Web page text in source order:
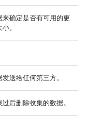
确定是否有可用的更
。
送给任何第三方。
后删除收集的数据。